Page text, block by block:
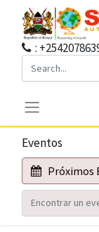
:
Eventos
Próximos